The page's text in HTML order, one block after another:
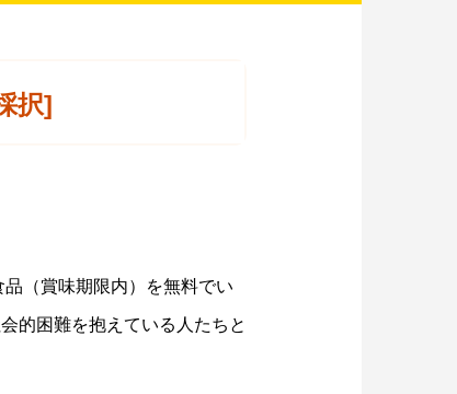
択]
（賞味期限内）を無料でい
的困難を抱えている人たちと